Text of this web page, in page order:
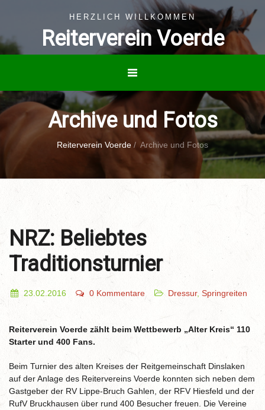
HERZLICH WILLKOMMEN
Reiterverein Voerde
Archive und Fotos
Reiterverein Voerde / Archive und Fotos
NRZ: Beliebtes
Traditionsturnier
23.02.2016 0 Kommentare Dressur, Springreiten
Reiterverein Voerde zählt beim Wettbewerb „Alter Kreis“ 110
Starter und 400 Fans.
Beim Turnier des alten Kreises der Reitgemeinschaft Dinslaken
auf der Anlage des Reitervereins Voerde konnten sich neben dem
Gastgeber der RV Lippe-Bruch Gahlen, der RFV Hiesfeld und der
RufV Bruckhausen über rund 400 Besucher freuen. Die Vereine